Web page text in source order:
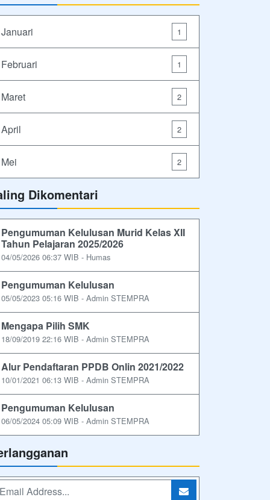
Januari 1
Februari 1
Maret 2
April 2
Mei 2
Dikomentari
Pengumuman Kelulusan Murid Kelas XII
Tahun Pelajaran 2025/2026
04/05/2026 06:37 WIB - Humas
Pengumuman Kelulusan
05/05/2023 05:16 WIB - Admin STEMPRA
Mengapa Pilih SMK
18/09/2019 22:16 WIB - Admin STEMPRA
Alur Pendaftaran PPDB Onlin 2021/2022
10/01/2021 06:13 WIB - Admin STEMPRA
Pengumuman Kelulusan
06/05/2024 05:09 WIB - Admin STEMPRA